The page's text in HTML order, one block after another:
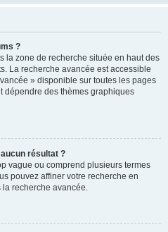
?
la zone de recherche située en haut des
La recherche avancée est accessible
» disponible sur toutes les pages
dépendre des thèmes graphiques
résultat ?
vague ou comprend plusieurs termes
pouvez affiner votre recherche en
recherche avancée.